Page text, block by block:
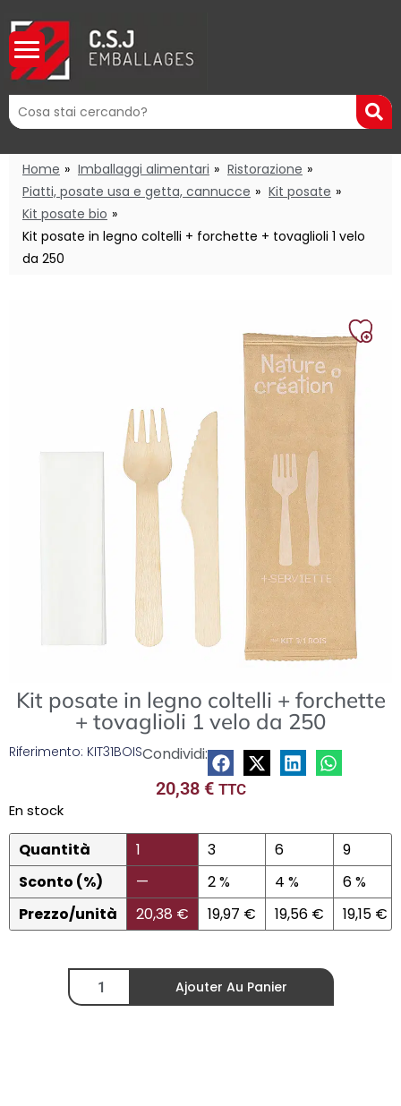
Mots
clés
:
Home Imballaggi alimentari
Ristorazione
Piatti, posate usa e getta, cannucce
Kit posate
Kit posate bio
Kit posate in legno coltelli + forchette + tovaglioli 1 velo
da 250
Riferimento: KIT31BOISCondividi:
Kit posate in legno coltelli + forchette
+ tovaglioli 1 velo da 250
20,38 € TTC
En stock
Quantità
Sconto (%)
Prezzo/unità
1
—
20,38 €
3
2 %
19,97 €
6
4 %
19,56 €
9
6 %
19,15 €
Ajouter Au Panier